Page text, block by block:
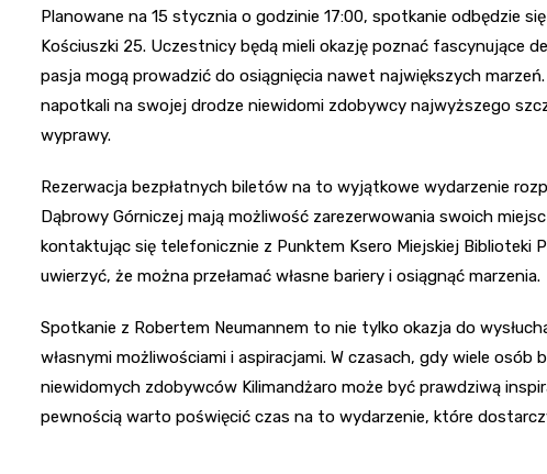
Planowane na 15 stycznia o godzinie 17:00, spotkanie odbędzie
Kościuszki 25. Uczestnicy będą mieli okazję poznać fascynujące
pasja mogą prowadzić do osiągnięcia nawet największych
napotkali na swojej drodze niewidomi zdobywcy najwyższego
wyprawy.
Rezerwacja bezpłatnych biletów na to wyjątkowe wydarzenie
Dąbrowy Górniczej mają możliwość zarezerwowania swoich
kontaktując się telefonicznie z Punktem Ksero Miejskiej Biblioteki
uwierzyć, że można przełamać własne bariery i osiągnąć marzenia.
Spotkanie z Robertem Neumannem to nie tylko okazja do
własnymi możliwościami i aspiracjami. W czasach, gdy wiele
niewidomych zdobywców Kilimandżaro może być prawdziwą
pewnością warto poświęcić czas na to wydarzenie, które